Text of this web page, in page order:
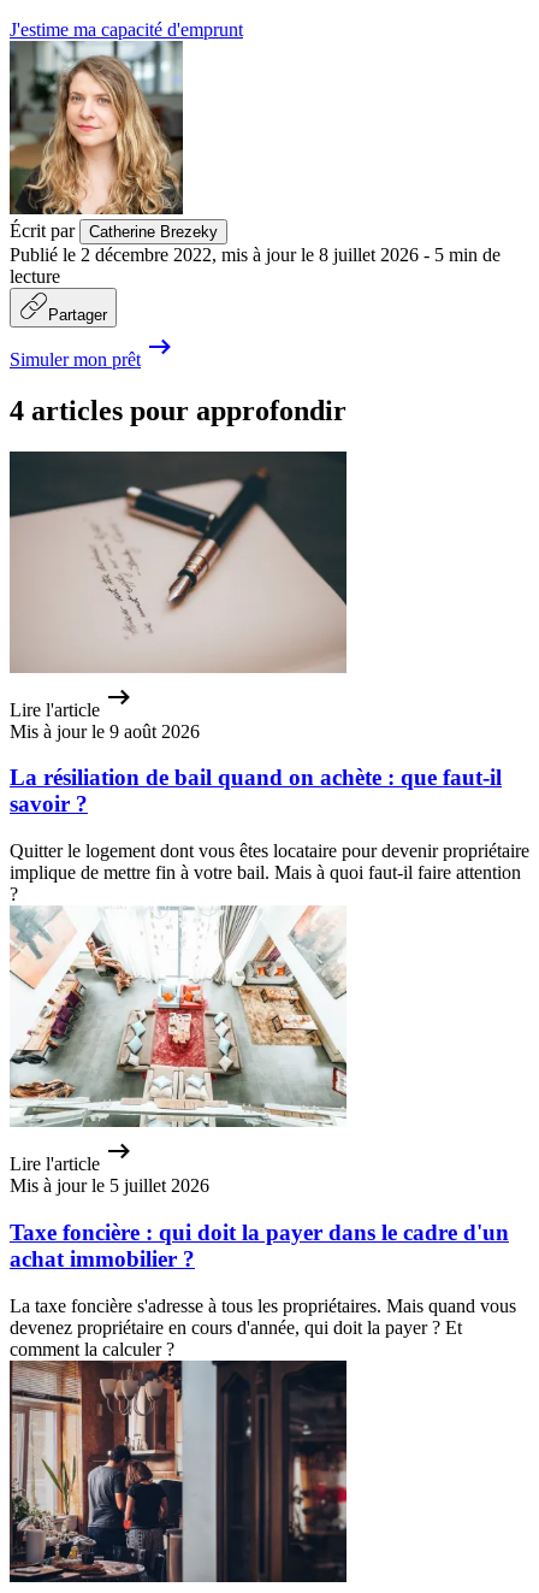
J'estime ma capacité d'emprunt
Écrit par Catherine Brezeky
Publié le 2 décembre 2022, mis à jour le 8 juillet 2026 - 5 min de
lecture
Partager
Simuler mon prêt
4 articles pour approfondir
Lire l'article
Mis à jour le 9 août 2026
La résiliation de bail quand on achète : que faut-il
savoir ?
Quitter le logement dont vous êtes locataire pour devenir propriétaire
implique de mettre fin à votre bail. Mais à quoi faut-il faire attention
?
Lire l'article
Mis à jour le 5 juillet 2026
Taxe foncière : qui doit la payer dans le cadre d'un
achat immobilier ?
La taxe foncière s'adresse à tous les propriétaires. Mais quand vous
devenez propriétaire en cours d'année, qui doit la payer ? Et
comment la calculer ?